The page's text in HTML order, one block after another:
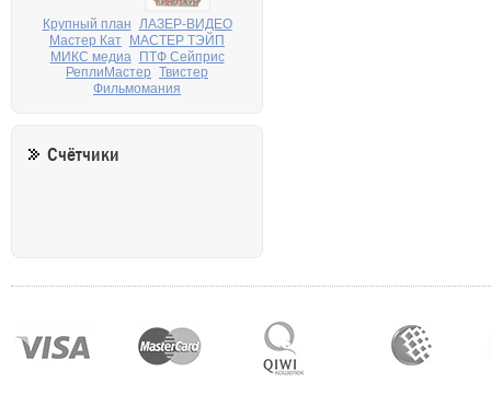
Крупный план ЛАЗЕР-ВИДЕО
Мастер Кат МАСТЕР ТЭЙП
МИКС медиа
ПТФ Сейприс
РеплиМастер Твистер
Фильмомания
Счётчики